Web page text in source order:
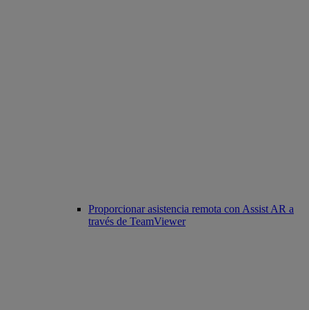
Proporcionar asistencia remota con Assist AR a
través de TeamViewer